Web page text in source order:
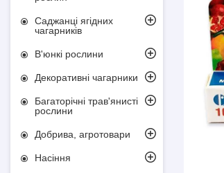
Саджанці ягідних
чагарників
В'юнкі рослини
Декоративні чагарники
Багаторічні трав'янисті
рослини
Добрива, агротовари
Насіння